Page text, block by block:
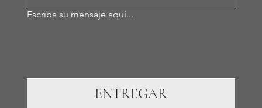
Escriba su mensaje aquí...
ENTREGAR